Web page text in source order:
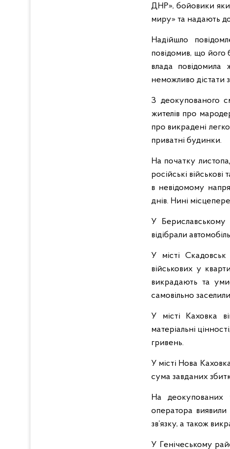
ДНР», бойовики
миру» та надають
Надійшло
повідомив, що його
влада повідомила
неможливо дістати
З деокупованого
жителів про
про викрадені
приватні будинки.
На початку
російські
в невідомому
днів. Нині
У Бериславському
відібрали
У місті
військових у
викрадають та
самовільно
У місті Каховка
матеріальні
гривень.
У місті Нова
сума завданих
На деокупованих
оператора виявили
зв’язку, а також
У Генічеському